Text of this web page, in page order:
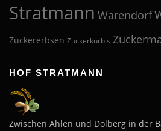
Stratmann Warendorf
Zuckererbsen Zuckerkürbis
HOF STRATMANN
Zwischen Ahlen und Dolberg in der